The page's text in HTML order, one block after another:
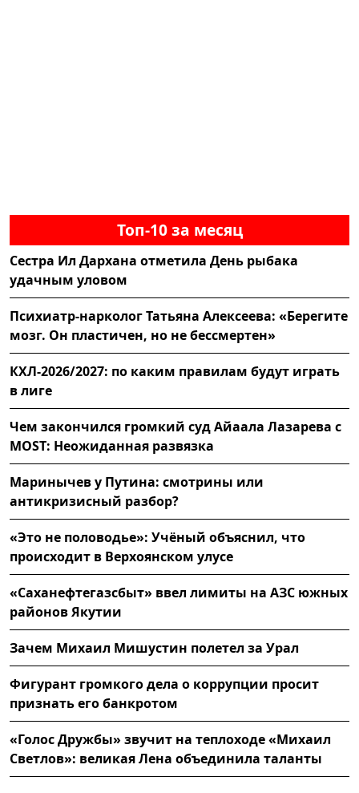
Топ-10 за месяц
Сестра Ил Дархана отметила День рыбака
удачным уловом
Психиатр-нарколог Татьяна Алексеева: «Берегите
мозг. Он пластичен, но не бессмертен»
КХЛ-2026/2027: по каким правилам будут играть
в лиге
Чем закончился громкий суд Айаала Лазарева с
MOST: Неожиданная развязка
Маринычев у Путина: смотрины или
антикризисный разбор?
«Это не половодье»: Учёный объяснил, что
происходит в Верхоянском улусе
«Саханефтегазсбыт» ввел лимиты на АЗС южных
районов Якутии
Зачем Михаил Мишустин полетел за Урал
Фигурант громкого дела о коррупции просит
признать его банкротом
«Голос Дружбы» звучит на теплоходе «Михаил
Светлов»: великая Лена объединила таланты